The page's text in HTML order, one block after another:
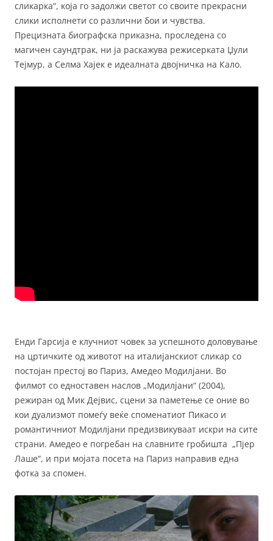
сликарка“, која го задолжи светот со своите прекрасни
слики исполнети со различни бои и чувства.
Прецизната биографска приказна, проследена со
магичен саундтрак, ни ја раскажува режисерката Џули
Тејмур, а Селма Хајек е идеалната двојничка на Кало.
Енди Гарсија е клучниот човек за успешното доловување
на цртичките од животот на италијанскиот сликар со
постојан престој во Париз, Амедео Модилјани. Во
филмот со едноставен наслов „Модилјани“ (2004),
режиран од Мик Дејвис, сцени за паметење се оние во
кои дуализмот помеѓу веќе споменатиот Пикасо и
романтичниот Модилјани предизвикуваат искри на сите
страни. Амедео е погребан на славните гробишта „Пјер
Лаше“, и при мојата посета на Париз направив една
фотка за спомен.